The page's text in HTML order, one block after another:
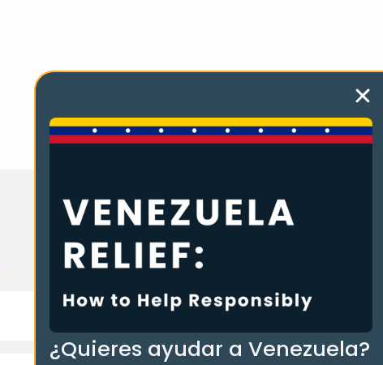
¿Quieres ayudar a Venezuela?